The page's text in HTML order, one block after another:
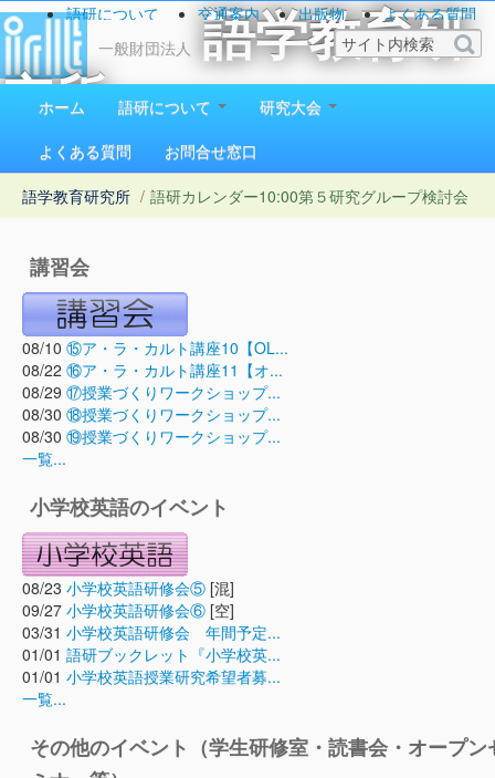
一般財団法人
語学教育研
究所
1923（大正12）年創立
語研について 交通案内 出版物
よくある質問
お問い合わせ
ホーム 語研について
研究大会
よくある質問
お問合せ窓口
語学教育研究所 / 語研カレンダー10:00第５研究グループ検討会
講習会
08/10 ⑮ア・ラ・カルト講座10【OL...
08/22 ⑯ア・ラ・カルト講座11【オ...
08/29 ⑰授業づくりワークショップ...
08/30 ⑱授業づくりワークショップ...
08/30 ⑲授業づくりワークショップ...
一覧...
小学校英語のイベント
08/23 小学校英語研修会⑤ [混]
09/27 小学校英語研修会⑥ [空]
03/31 小学校英語研修会 年間予定...
01/01 語研ブックレット『小学校英...
01/01 小学校英語授業研究希望者募...
一覧...
その他のイベント（学生研修室・読書会・オープン